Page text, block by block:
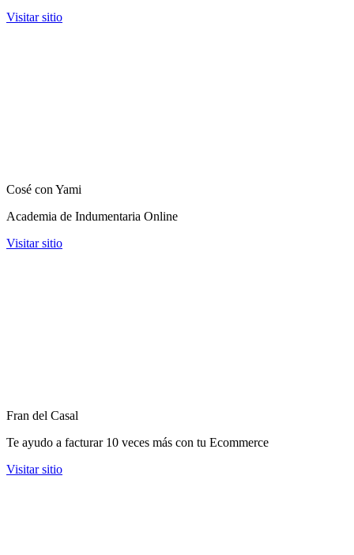
Visitar sitio
Cosé con Yami
Academia de Indumentaria Online
Visitar sitio
Fran del Casal
Te ayudo a facturar 10 veces más con tu Ecommerce
Visitar sitio